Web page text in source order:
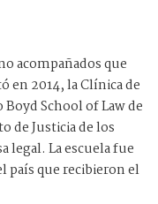
acompañados que
en 2014, la Clínica de
School of Law de
de Justicia de los
legal. La escuela fue
país que recibieron el